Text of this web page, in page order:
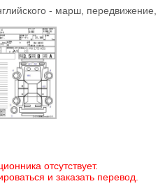
- марш, передвижение,
отсутствует.
и заказать перевод.